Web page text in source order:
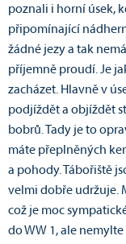
poznali i horní úsek,
připomínající
žádné jezy a tak
příjemně proudí. Je
zacházet. Hlavně v
podjíždět a objíždět
bobrů. Tady je to
máte přeplněných
a pohody. Tábořiště
velmi dobře udržuje.
což je moc
do WW 1, ale